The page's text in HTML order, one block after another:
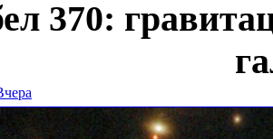
370: